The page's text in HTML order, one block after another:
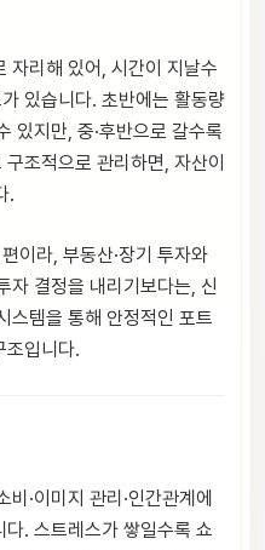
자리해 있어, 시간이 지날수
있습니다. 초반에는 활동량
있지만, 중·후반으로 갈수록
조적으로 관리하면, 자산이
.
이라, 부동산·장기 투자와
자 결정을 내리기보다는, 신
스템을 통해 안정적인 포트
조입니다.
·이미지 관리·인간관계에
. 스트레스가 쌓일수록 쇼